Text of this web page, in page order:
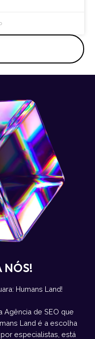
NÓS!
Humans Land!
Agência de SEO que
Land é a escolha
especialistas, está